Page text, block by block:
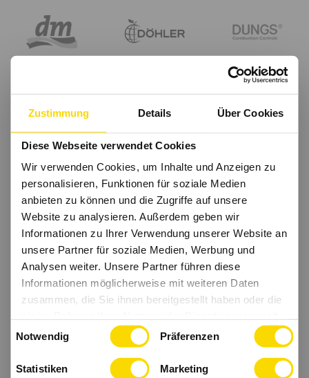
Zustimmung Details Über Cookies
Diese Webseite verwendet Cookies
Wir verwenden Cookies, um Inhalte und Anzeigen zu
personalisieren, Funktionen für soziale Medien
anbieten zu können und die Zugriffe auf unsere
Website zu analysieren. Außerdem geben wir
Informationen zu Ihrer Verwendung unserer Website an
unsere Partner für soziale Medien, Werbung und
Analysen weiter. Unsere Partner führen diese
Informationen möglicherweise mit weiteren Daten
zusammen, die Sie ihnen bereitgestellt haben oder die
haben.
Notwendig Präferenzen
Statistiken Marketing